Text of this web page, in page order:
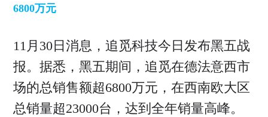
6800万元
11月30日消息，追觅科技今日发布黑五战
报。据悉，黑五期间，追觅在德法意西市
场的总销售额超6800万元，在西南欧大区
总销量超23000台，达到全年销量高峰。